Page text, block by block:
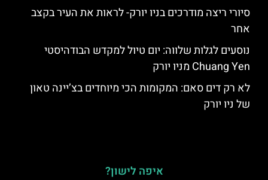
סיורי ריצה מודרכים בניו יורק- לראות את העיר בקצב
אחר
נוסעים לגלות שלווה: יום טיול למקדש הבודהיסטי
Chuang Yen מניו יורק
לא רק דים סאם: המקומות הכי מיוחדים בצ’יינה טאון
של ניו יורק
איפה לישון?